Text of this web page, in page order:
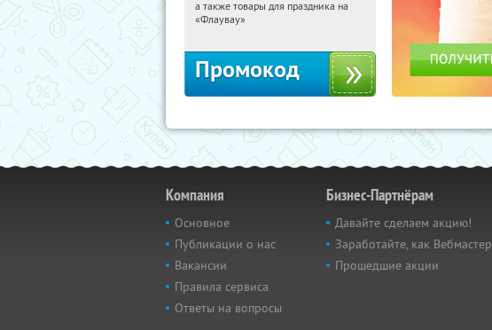
Россия
а также товары для праздника на
«Флаувау»
Промокод
Компания
Основное
Публикации о нас
Вакансии
Правила сервиса
Ответы на вопросы
Бизнес-Партнёрам
Давайте сделаем акцию!
Заработайте, как Вебмастер
Прошедшие акции